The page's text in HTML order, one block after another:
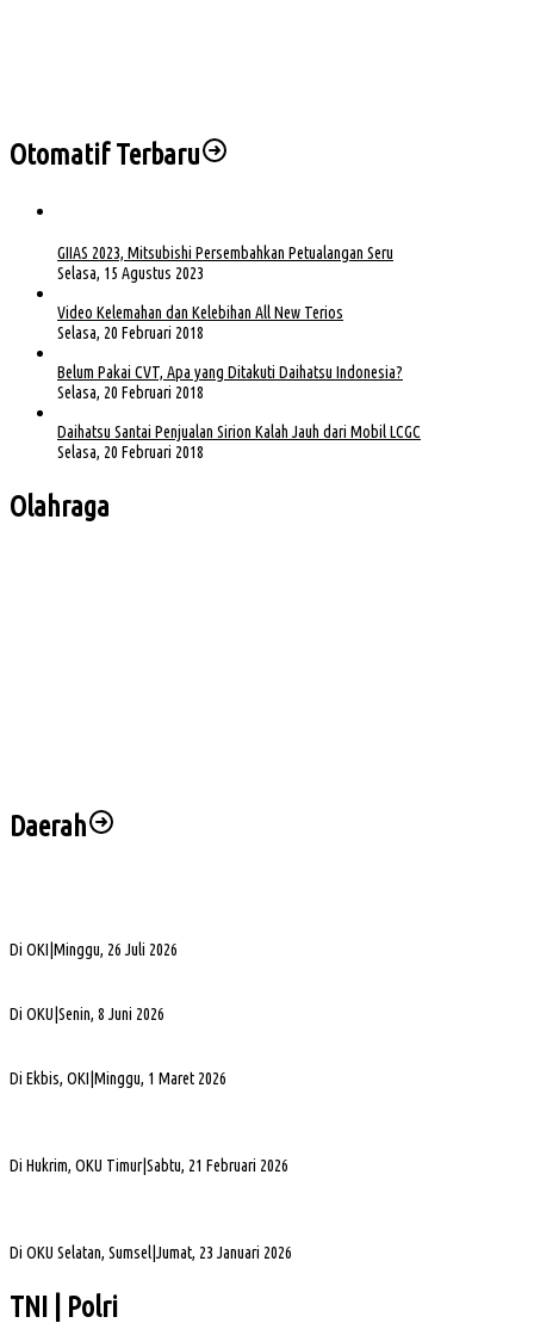
Otomatif Terbaru
GIIAS 2023, Mitsubishi Persembahkan Petualangan Seru
Selasa, 15 Agustus 2023
Video Kelemahan dan Kelebihan All New Terios
Selasa, 20 Februari 2018
Belum Pakai CVT, Apa yang Ditakuti Daihatsu Indonesia?
Selasa, 20 Februari 2018
Daihatsu Santai Penjualan Sirion Kalah Jauh dari Mobil LCGC
Selasa, 20 Februari 2018
Olahraga
Daerah
Di OKI Minggu, 26 Juli 2026
Di OKU Senin, 8 Juni 2026
Di Ekbis, OKI Minggu, 1 Maret 2026
Di Hukrim, OKU Timur|Sabtu, 21 Februari 2026
Di OKU Selatan, Sumsel Jumat, 23 Januari 2026
TNI | Polri